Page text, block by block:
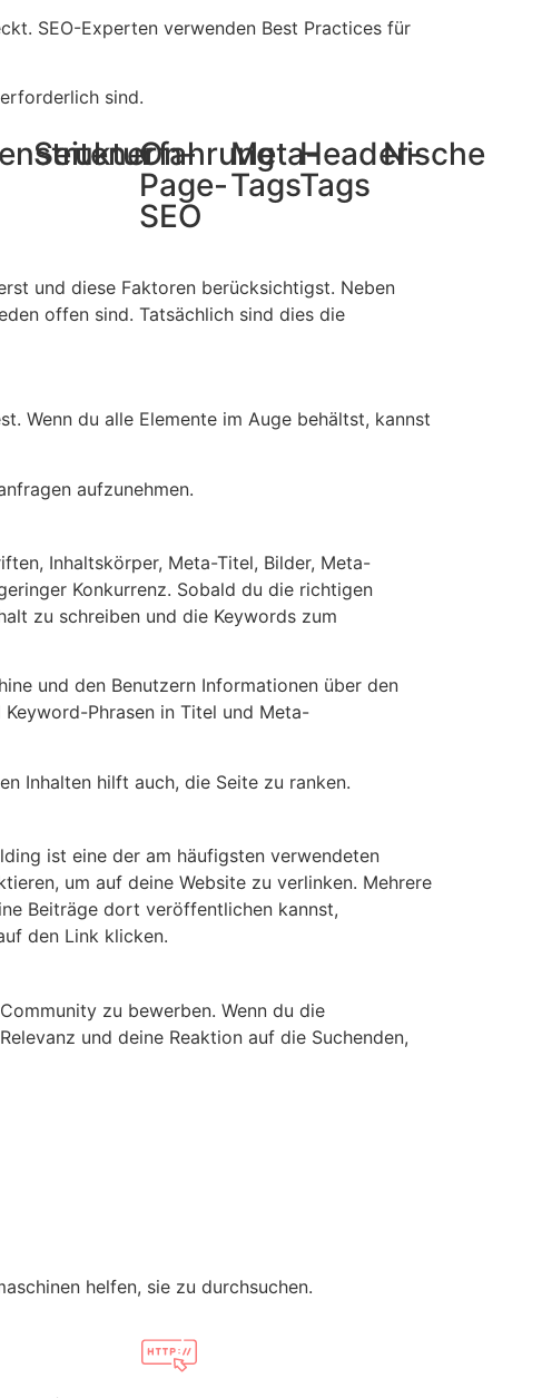
SEO-Experten verwenden Best Practices für
sind.
Seitenerfahrung
On-
Page-
SEO
Meta-
Tags
Header-
Tags
Nische
und diese Faktoren berücksichtigst. Neben
offen sind. Tatsächlich sind dies die
Wenn du alle Elemente im Auge behältst, kannst
aufzunehmen.
Inhaltskörper, Meta-Titel, Bilder, Meta-
Konkurrenz. Sobald du die richtigen
zu schreiben und die Keywords zum
und den Benutzern Informationen über den
Phrasen in Titel und Meta-
Inhalten hilft auch, die Seite zu ranken.
ist eine der am häufigsten verwendeten
um auf deine Website zu verlinken. Mehrere
Beiträge dort veröffentlichen kannst,
den Link klicken.
zu bewerben. Wenn du die
und deine Reaktion auf die Suchenden,
helfen, sie zu durchsuchen.